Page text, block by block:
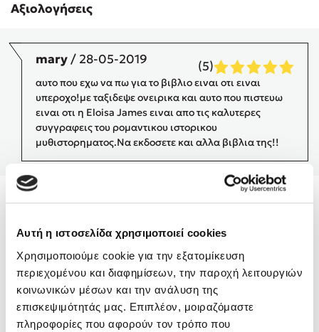
Αυτή η ιστοσελίδα χρησιμοποιεί cookies
Χρησιμοποιούμε cookie για την εξατομίκευση
περιεχομένου και διαφημίσεων, την παροχή λειτουργιών
κοινωνικών μέσων και την ανάλυση της
επισκεψιμότητάς μας. Επιπλέον, μοιραζόμαστε
πληροφορίες που αφορούν τον τρόπο που
3 βιβλία βασισμένα σε αληθινά γεγονότα!
Τεστ: Ποιο αστυνομικό βιβλίο σου ταιριάζει για το καλοκαίρι;
Ο εθισμός των παιδιών στις οθόνες δεν είναι «το πρόβλημα»
Μια λέξη που συχνά νιώθεις αλλά την αγνοείς
Τι είναι η νευροποικιλότητα; Η Δρ. Δανάη Δεληγεώργη
απαντά!
ελληνικής μυθολογίας
3 βιβλία που μπορείς να διαβάσεις σε μια μέρα!
Πετρετζίκη!
Διακοπές με τα παιδιά: Η ανάγκη μας για παύση σε μετωπική
σύγκρουση με τη δική τους για εκτόνωση
Πάνω, κάτω, μπροστά, πίσω; Κάνε το τεστ και ανακάλυψε την
Αξιολογήσεις
mary/ 28-05-2019 (5)
αυτο που εχω να πω για το βιβλιο ειναι οτι ειναι
υπεροχο!με ταξιδεψε ονειρικα και αυτο που πιστευω
ειναι οτι η Eloisa James ειναι απο τις καλυτερες
συγγραφεις του ρομαντικου ιστορικου
μυθιστορηματος.Να εκδοσετε και αλλα βιβλια της!!
Eloisa James